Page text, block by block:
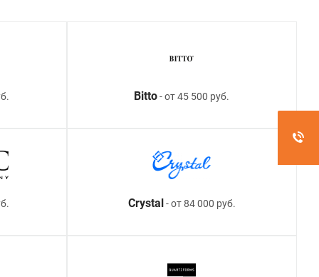
Bitto- от 45 500 руб.
Crystal - от 84 000 руб.